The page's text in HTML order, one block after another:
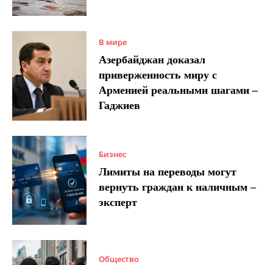
В мире
Азербайджан доказал
приверженность миру с
Арменией реальными шагами –
Гаджиев
Бизнес
Лимиты на переводы могут
вернуть граждан к наличным –
эксперт
Общество